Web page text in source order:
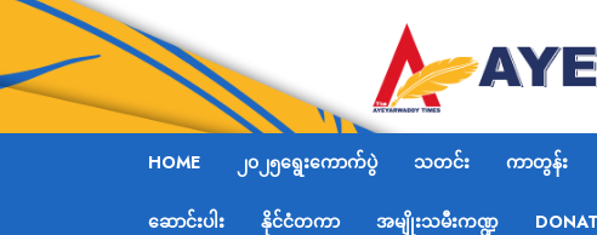
HOME ၂၀၂၅ရွေးကောက်ပွဲ သတင်း ကာတွန်း
ဆောင်းပါး နိုင်ငံတကာ အမျိုးသမီးကဏ္ဍ